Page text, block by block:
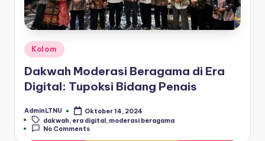
Posted
in
Kolom
Dakwah Moderasi Beragama di Era
Digital: Tupoksi Bidang Penais
Posted
by
AdminLTNU
Oktober 14, 2024
Tags:dakwah era digital moderasi beragama
No Comments